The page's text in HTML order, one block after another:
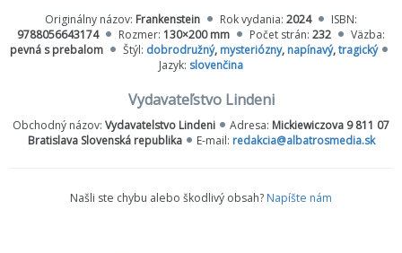
stvoriteľovi. Putuje za ním stovky kilometrov, šíri skazu medzi
jeho najdrahšími, až napokon vženie do smrti i jeho.
Originálny názov: Frankenstein Rok vydania: 2024
ISBN:
9788056643174
Rozmer: 130×200 mm Počet strán: 232
Väzba:
pevná s prebalom
Štýl: dobrodružný, mysteriózny, napínavý,tragický
Jazyk: slovenčina
Vydavateľstvo Lindeni
Obchodný názov: Vydavatelstvo Lindeni Adresa: Mickiewiczova 9 811 07
Bratislava Slovenská republika
E-mail: redakcia@albatrosmedia.sk
Našli ste chybu alebo škodlivý obsah? Napíšte nám